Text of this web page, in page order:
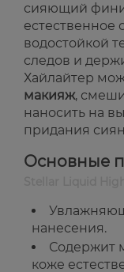
сияющий
естественное
водостойкой
следов и
Хайлайтер
макияж,
наносить на
придания
Основные
нанесения.
Содержит
коже